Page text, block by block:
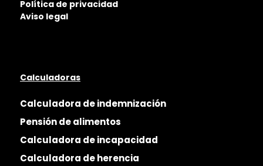
Política de privacidad
Aviso legal
Calculadoras
Calculadora de indemnización
Pensión de alimentos
Calculadora de incapacidad
Calculadora de herencia